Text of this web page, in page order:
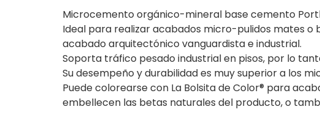
Microcemento orgánico-mineral base cemento
Ideal para realizar acabados micro-pulidos mates o
acabado arquitectónico vanguardista e industrial.
Soporta tráfico pesado industrial en pisos, por lo
Su desempeño y durabilidad es muy superior a los
Puede colorearse con La Bolsita de Color® para
embellecen las betas naturales del producto, o